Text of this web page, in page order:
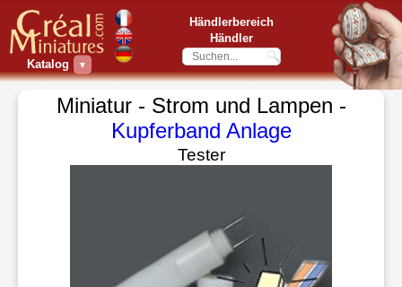
Katalog ▼
Händlerbereich
Händler
Miniatur - Strom und Lampen -
Kupferband Anlage
Tester